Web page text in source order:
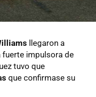
llegaron a
fuerte impulsora de
tuvo que
que confirmase su